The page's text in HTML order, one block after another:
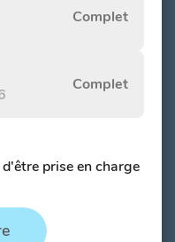
Complet
Complet
prise en charge